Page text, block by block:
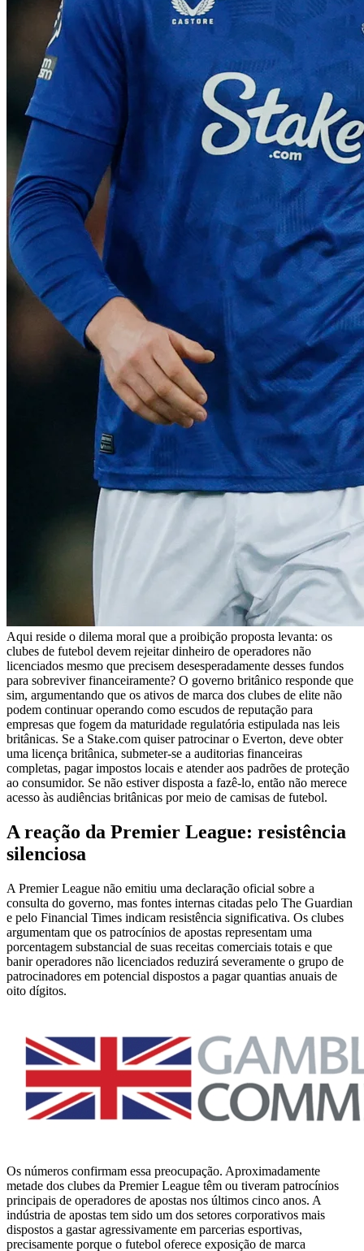
Aqui reside o dilema moral que a proibição proposta levanta: os
clubes de futebol devem rejeitar dinheiro de operadores não
licenciados mesmo que precisem desesperadamente desses fundos
para sobreviver financeiramente? O governo britânico responde que
sim, argumentando que os ativos de marca dos clubes de elite não
podem continuar operando como escudos de reputação para
empresas que fogem da maturidade regulatória estipulada nas leis
britânicas. Se a Stake.com quiser patrocinar o Everton, deve obter
uma licença britânica, submeter-se a auditorias financeiras
completas, pagar impostos locais e atender aos padrões de proteção
ao consumidor. Se não estiver disposta a fazê-lo, então não merece
acesso às audiências britânicas por meio de camisas de futebol.
A reação da Premier League: resistência
silenciosa
A Premier League não emitiu uma declaração oficial sobre a
consulta do governo, mas fontes internas citadas pelo The Guardian
e pelo Financial Times indicam resistência significativa. Os clubes
argumentam que os patrocínios de apostas representam uma
porcentagem substancial de suas receitas comerciais totais e que
banir operadores não licenciados reduzirá severamente o grupo de
patrocinadores em potencial dispostos a pagar quantias anuais de
oito dígitos.
Os números confirmam essa preocupação. Aproximadamente
metade dos clubes da Premier League têm ou tiveram patrocínios
principais de operadores de apostas nos últimos cinco anos. A
indústria de apostas tem sido um dos setores corporativos mais
dispostos a gastar agressivamente em parcerias esportivas,
precisamente porque o futebol oferece exposição de marca